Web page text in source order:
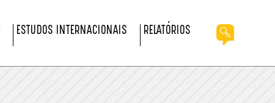
ESTUDOS INTERNACIONAIS RELATÓRIOS